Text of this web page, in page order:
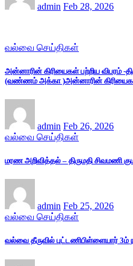
admin Feb 28, 2026
வல்வை செய்திகள்
அன்னாரின் கிரியைகள் பற்றிய விபரம் -
(வண்ணம் அக்கா )அன்னாரின் கிரியைகள்
admin Feb 26, 2026
வல்வை செய்திகள்
மரண அறிவித்தல் – திருமதி சிவமணி
admin Feb 25, 2026
வல்வை செய்திகள்
வல்வை தீருவில் புட்டணிபிள்ளையார் 3ம்